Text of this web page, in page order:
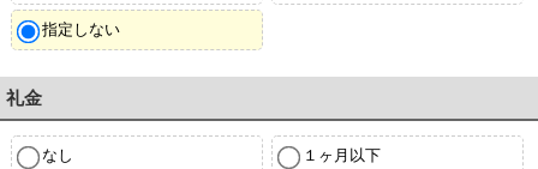
指定しない
礼金
なし １ヶ月以下